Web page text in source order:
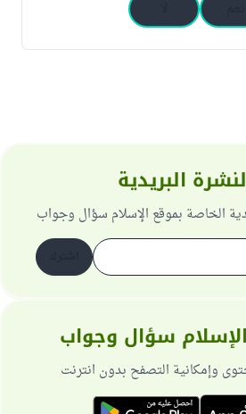
البريدية
الخاصة بموقع الإسلام سؤال وجواب
سؤال وجواب
وإمكانية التصفح بدون انترنت